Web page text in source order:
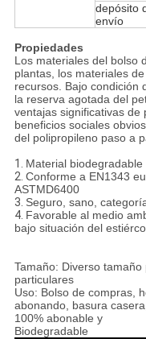
depósito
envío
Propiedades
Los materiales del bolso
plantas, los materiales
recursos. Bajo condición
la reserva agotada del
ventajas significativas de
beneficios sociales
del polipropileno paso a
1. Material
2. Conforme a EN1343
ASTMD6400
3. Seguro, sano,
4. Favorable al medio
bajo situación del
Tamaño: Diverso
particulares
Uso: Bolso de compras,
abonando, basura
100% abonable y
Biodegradable